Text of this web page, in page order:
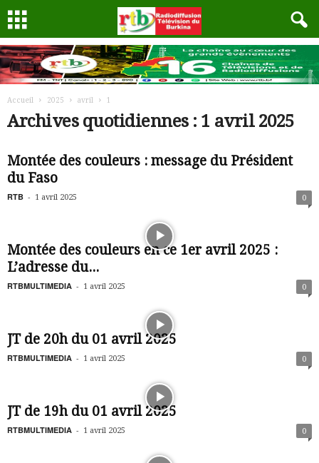
Accueil 2025 avril 1
Archives quotidiennes : 1 avril 2025
Montée des couleurs : message du Président
du Faso
RTB - 1 avril 2025 0
Montée des couleurs en ce 1er avril 2025 :
L’adresse du...
RTBMULTIMEDIA - 1 avril 2025 0
JT de 20h du 01 avril 2025
RTBMULTIMEDIA - 1 avril 2025 0
JT de 19h du 01 avril 2025
RTBMULTIMEDIA - 1 avril 2025 0